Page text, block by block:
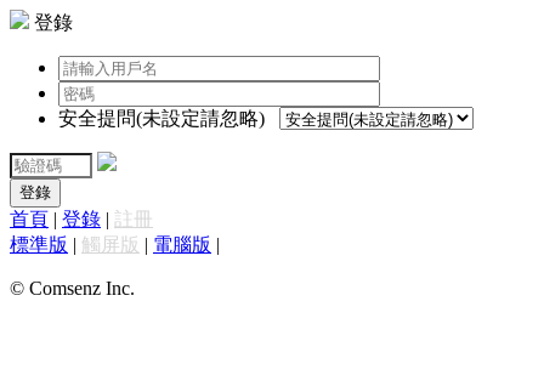
登錄
安全提問(未設定請忽略)
登錄
首頁 | 登錄 | 註冊
標準版 | 觸屏版 | 電腦版 |
© Comsenz Inc.